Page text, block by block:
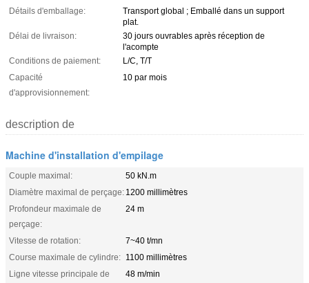
Détails d'emballage:
Transport global ; Emballé dans un support
plat.
Délai de livraison:
30 jours ouvrables après réception de
l'acompte
Conditions de paiement:
L/C, T/T
Capacité
d'approvisionnement:
10 par mois
description de
Machine d'installation d'empilage
Couple maximal:
50 kN.m
Diamètre maximal de perçage: 1200 millimètres
Profondeur maximale de
perçage:
24 m
Vitesse de rotation:
7~40 t/mn
Course maximale de cylindre: 1100 millimètres
Ligne vitesse principale de
48 m/min